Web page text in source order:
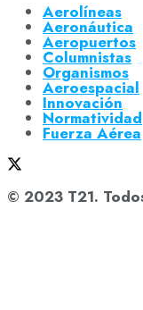
Aerolíneas
Aeronáutica
Aeropuertos
Columnistas
Organismos
Aeroespacial
Innovación
Normatividad
Fuerza Aérea
© 2023 T21.